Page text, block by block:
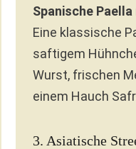
Spanische
Eine klassische
saftigem
Wurst, frischen
einem Hauch
3. Asiatische